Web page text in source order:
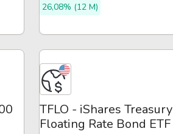
26,08% (12 M)
TFLO - iShares Treasury
Floating Rate Bond ETF